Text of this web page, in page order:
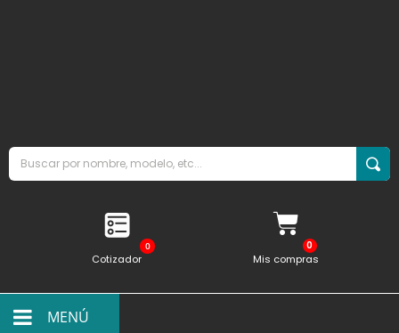
0
Cotizador Mis compras
MENÚ